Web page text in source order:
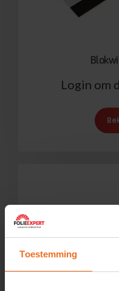
Toestemming
Login om